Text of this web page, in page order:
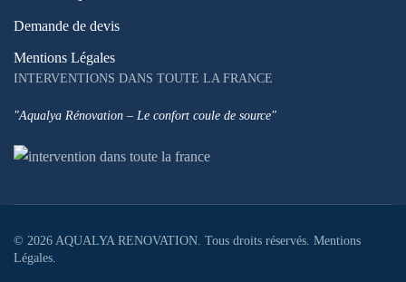
Demande de devis
Mentions Légales
INTERVENTIONS DANS TOUTE LA FRANCE
"Aqualya Rénovation – Le confort coule de source"
© 2026 AQUALYA RENOVATION. Tous droits réservés. Mentions
Légales